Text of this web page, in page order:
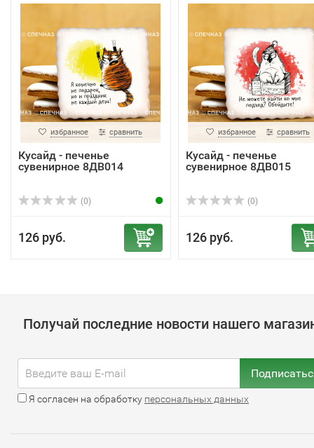
избранное сравнить
Кусайд - печенье
сувенирное 8ДВ014
(0)
126 руб.
избранное сравнить
Кусайд - печенье
сувенирное 8ДВ015
(0)
126 руб.
Получай последние новости нашего
Я согласен на обработку персональных данных